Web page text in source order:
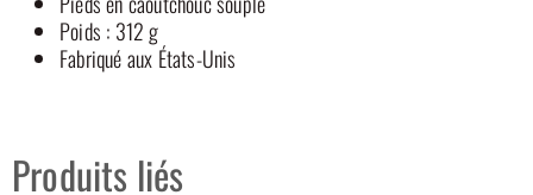
Poids : 312 g
Fabriqué aux États-Unis
Produits liés